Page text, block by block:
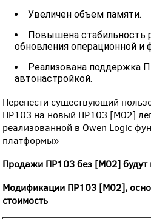
Увеличен объем памяти.
Повышена стабильность
обновления операционной и
Реализована поддержка
автонастройкой.
Перенести существующий
ПР103 на новый ПР103 [М02]
реализованной в Owen Logic
платформы»
Продажи ПР103 без [М02] будут
Модификации ПР103 [М02],
стоимость